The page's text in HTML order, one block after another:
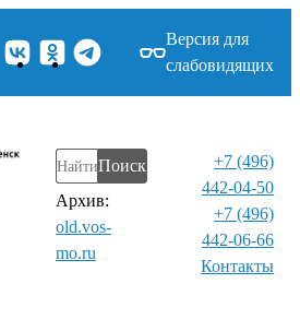
Версия для
слабовидящих
Поиск
Архив:
old.vos-
mo.ru
+7 (496)
442-04-50
+7 (496)
442-06-66
Контакты⁠